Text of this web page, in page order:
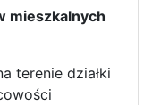
mieszkalnych
terenie działki